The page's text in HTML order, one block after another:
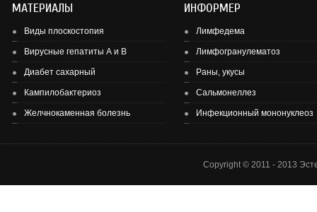
МАТЕРИАЛЫ
Виды плоскостопия
Вирусные гепатиты А и В
Диабет сахарный
Кампилобактериоз
Желчнокаменная болезнь
ИНФОРМЕР
Лимфедема
Лимфогранулематоз
Раны, укусы
Сальмонеллез
Инфекционный мононуклеоз
Здоровье детей и подростков - основа здоровье нации.
Copyright © 2011 - 2013